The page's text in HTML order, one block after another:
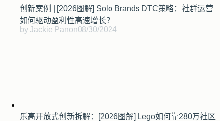
创新案例 | [2026图解] Solo Brands DTC策略：社群运营
如何驱动盈利性高速增长？
by Jackie Panon08/30/2024
乐高开放式创新拆解：[2026图解] Lego如何靠280万社区